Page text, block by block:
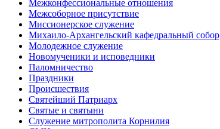
Межконфессиональные отношения
Межсоборное присутствие
Миссионерское служение
Михаило-Архангельский кафедральный собор
Молодежное служение
Новомученики и исповедники
Паломничество
Праздники
Происшествия
Святейший Патриарх
Святые и святыни
Служение митрополита Корнилия